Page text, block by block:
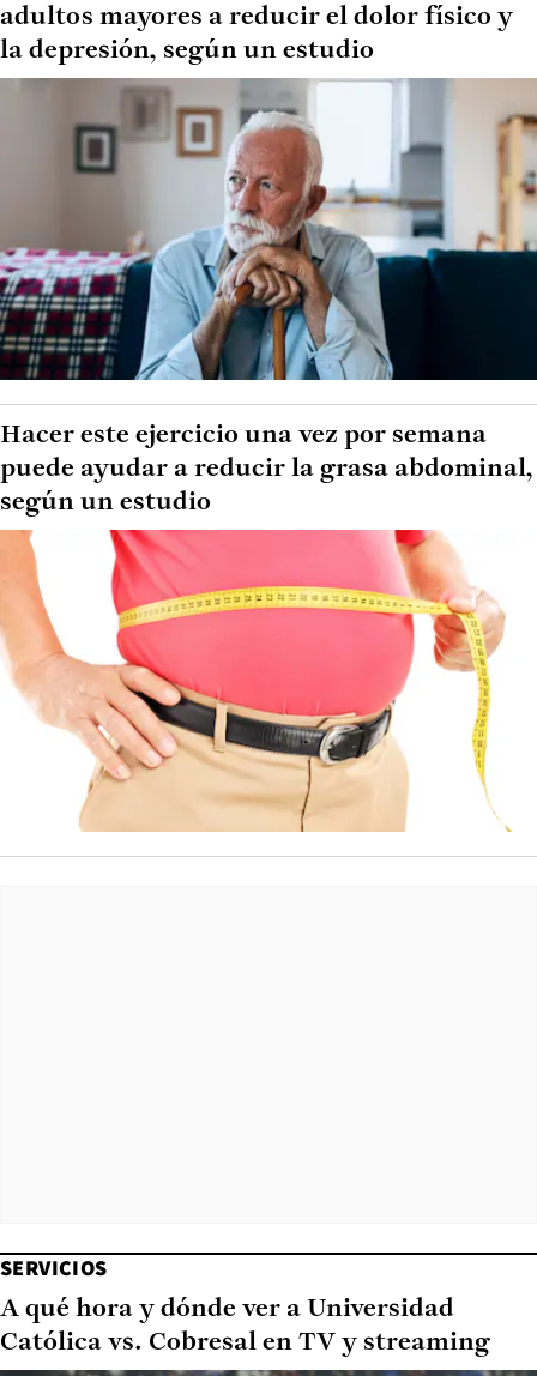
adultos mayores a reducir el dolor físico y
la depresión, según un estudio
Hacer este ejercicio una vez por semana
puede ayudar a reducir la grasa abdominal,
según un estudio
SERVICIOS
A qué hora y dónde ver a Universidad
Católica vs. Cobresal en TV y streaming